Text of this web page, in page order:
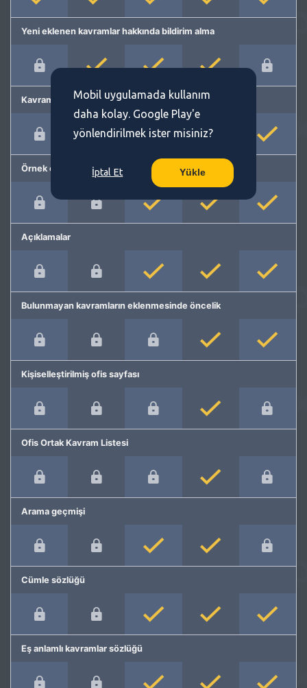
Yeni eklenen kavramlar hakkında bildirim alma
Kavram önerme
Örnek cümleler
Açıklamalar
Bulunmayan kavramların eklenmesinde öncelik
Kişiselleştirilmiş ofis sayfası
Ofis Ortak Kavram Listesi
Arama geçmişi
Cümle sözlüğü
Eş anlamlı kavramlar sözlüğü
Mobil uygulamada kullanım
daha kolay. Google Play'e
yönlendirilmek ister misiniz?
İptal Et Yükle